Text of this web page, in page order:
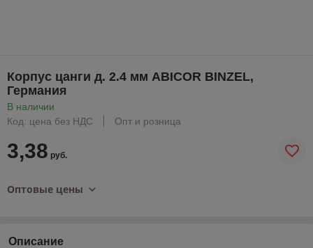
Корпус цанги д. 2.4 мм ABICOR BINZEL,
Германия
В наличии
Код: цена без НДС
Опт и розница
3,38 руб.
Оптовые цены
Описание